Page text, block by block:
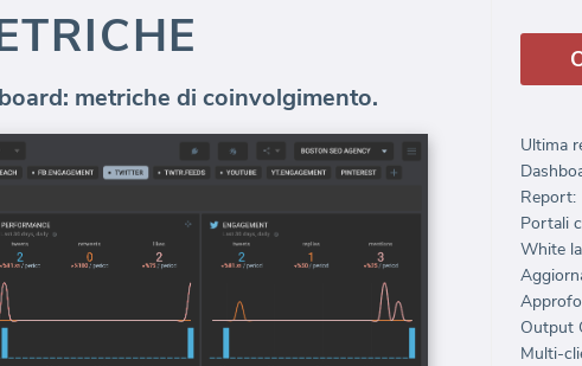
metriche di coinvolgimento.
Ultima
Report:
Portali
White
Output
Multi-